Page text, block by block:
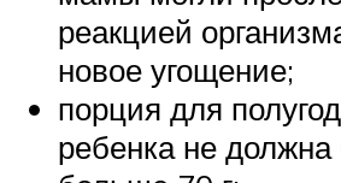
реакцией
новое угощение;
порция для
ребенка не